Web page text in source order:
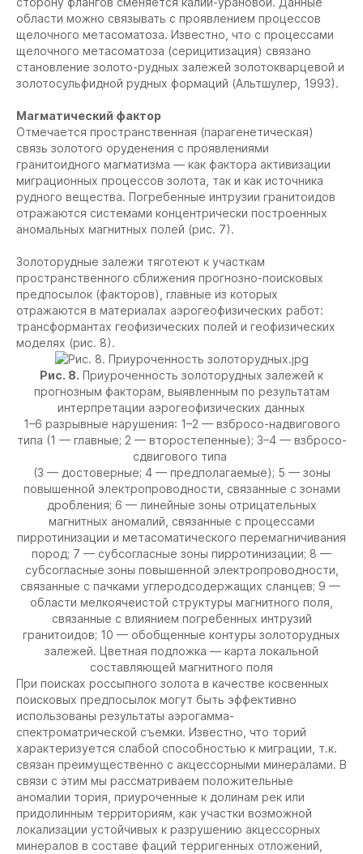
области можно связывать с проявлением процессов
щелочного метасоматоза. Известно, что с процессами
щелочного метасоматоза (серицитизация) связано
становление золото-рудных залежей золотокварцевой и
золотосульфидной рудных формаций (Альтшулер, 1993).
Магматический фактор
Отмечается пространственная (парагенетическая)
связь золотого оруденения с проявлениями
гранитоидного магматизма — как фактора активизации
миграционных процессов золота, так и как источника
рудного вещества. Погребенные интрузии гранитоидов
отражаются системами концентрически построенных
аномальных магнитных полей (рис. 7).
Золоторудные залежи тяготеют к участкам
пространственного сближения прогнозно-поисковых
предпосылок (факторов), главные из которых
отражаются в материалах аэрогеофизических работ:
трансформантах геофизических полей и геофизических
моделях (рис. 8).
Рис. 8. Приуроченность золоторудных залежей к
прогнозным факторам, выявленным по результатам
интерпретации аэрогеофизических данных
1–6 разрывные нарушения: 1–2 — взбросо-надвигового
типа (1 — главные; 2 — второстепенные); 3–4 — взбросо-
сдвигового типа
(3 — достоверные; 4 — предполагаемые); 5 — зоны
повышенной электропроводности, связанные с зонами
дробления; 6 — линейные зоны отрицательных
магнитных аномалий, связанные с процессами
пирротинизации и метасоматического перемагничивания
пород; 7 — субсогласные зоны пирротинизации; 8 —
субсогласные зоны повышенной электропроводности,
связанные с пачками углеродсодержащих сланцев; 9 —
области мелкоячеистой структуры магнитного поля,
связанные с влиянием погребенных интрузий
гранитоидов; 10 — обобщенные контуры золоторудных
залежей. Цветная подложка — карта локальной
составляющей магнитного поля
При поисках россыпного золота в качестве косвенных
поисковых предпосылок могут быть эффективно
использованы результаты аэрогамма-
спектроматрической съемки. Известно, что торий
характеризуется слабой способностью к миграции, т.к.
связан преимущественно с акцессорными минералами. В
связи с этим мы рассматриваем положительные
аномалии тория, приуроченные к долинам рек или
придолинным территориям, как участки возможной
локализации устойчивых к разрушению акцессорных
минералов в составе фаций терригенных отложений,